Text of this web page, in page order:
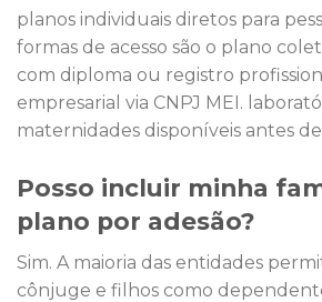
planos individuais diretos para
formas de acesso são o plano
com diploma ou registro
empresarial via CNPJ MEI.
maternidades disponíveis antes
Posso incluir minha
plano por adesão?
Sim. A maioria das entidades
cônjuge e filhos como